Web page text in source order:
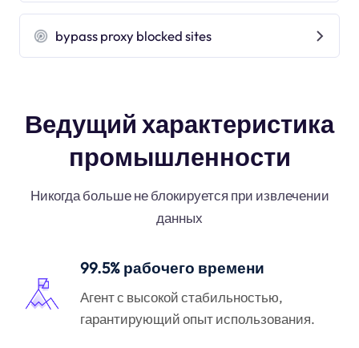
bypass proxy blocked sites
Ведущий характеристика
промышленности
Никогда больше не блокируется при извлечении
данных
99.5% рабочего времени
Агент с высокой стабильностью,
гарантирующий опыт использования.